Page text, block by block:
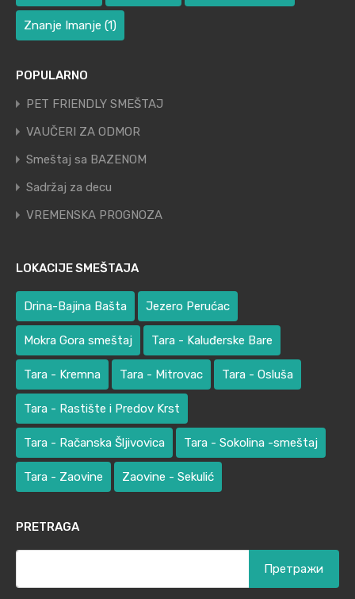
Znanje Imanje (1)
POPULARNO
PET FRIENDLY SMEŠTAJ
VAUČERI ZA ODMOR
Smeštaj sa BAZENOM
Sadržaj za decu
VREMENSKA PROGNOZA
LOKACIJE SMEŠTAJA
Drina-Bajina Bašta Jezero Perućac
Mokra Gora smeštaj Tara - Kaluđerske Bare
Tara - Kremna Tara - Mitrovac Tara - Osluša
Tara - Rastište i Predov Krst
Tara - Račanska Šljivovica Tara - Sokolina -smeštaj
Tara - Zaovine Zaovine - Sekulić
PRETRAGA